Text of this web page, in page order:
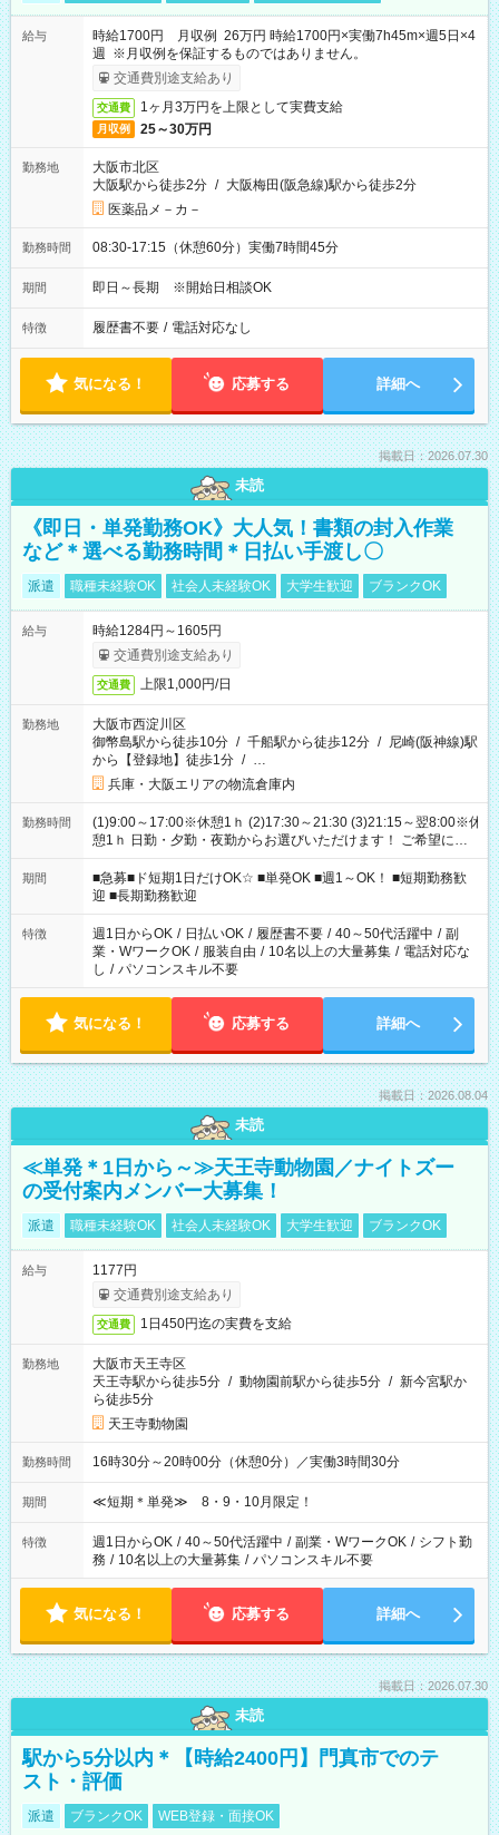
給与
時給1700円 月収例 26万円 時給1700円×実働7h45m×週5日×4
週 ※月収例を保証するものではありません。
交通費別途支給あり
交通費 1ヶ月3万円を上限として実費支給
月収例 25～30万円
勤務地
大阪市北区
大阪駅から徒歩2分 / 大阪梅田(阪急線)駅から徒歩2分
医薬品メ－カ－
勤務時間 08:30-17:15（休憩60分）実働7時間45分
期間 即日～長期 ※開始日相談OK
特徴 履歴書不要 / 電話対応なし
気になる！ 応募する 詳細へ
掲載日：2026.07.30
未読
《即日・単発勤務OK》大人気！書類の封入作業
など＊選べる勤務時間＊日払い手渡し〇
派遣 職種未経験OK 社会人未経験OK 大学生歓迎 ブランクOK
給与
時給1284円～1605円
交通費別途支給あり
交通費 上限1,000円/日
勤務地
大阪市西淀川区
御幣島駅から徒歩10分 / 千船駅から徒歩12分 / 尼崎(阪神線)駅
から【登録地】徒歩1分 / …
兵庫・大阪エリアの物流倉庫内
勤務時間
(1)9:00～17:00※休憩1ｈ (2)17:30～21:30 (3)21:15～翌8:00※休
憩1ｈ 日勤・夕勤・夜勤からお選びいただけます！ ご希望に合
わせて働けるお仕事です(*^^*) 【その他選べる勤務時間】 8-17
時/9-17時/9-18時/10-18時/11-21時/18-22時/20-翌4時/21-翌5
時/22-翌6時/0-翌8時 ご自身のご都合で選んで頂ける完全自由シ
フト！
期間
■急募■ド短期1日だけOK☆ ■単発OK ■週1～OK！ ■短期勤務歓
迎 ■長期勤務歓迎
特徴 週1日からOK / 日払いOK / 履歴書不要 / 40～50代活躍中 / 副
業・WワークOK / 服装自由 / 10名以上の大量募集 / 電話対応な
し / パソコンスキル不要
気になる！ 応募する 詳細へ
掲載日：2026.08.04
未読
≪単発＊1日から～≫天王寺動物園／ナイトズー
の受付案内メンバー大募集！
派遣 職種未経験OK 社会人未経験OK 大学生歓迎 ブランクOK
給与
1177円
交通費別途支給あり
交通費 1日450円迄の実費を支給
勤務地
大阪市天王寺区
天王寺駅から徒歩5分 / 動物園前駅から徒歩5分 / 新今宮駅か
ら徒歩5分
天王寺動物園
勤務時間 16時30分～20時00分（休憩0分）／実働3時間30分
期間 ≪短期＊単発≫ 8・9・10月限定！
特徴 週1日からOK / 40～50代活躍中 / 副業・WワークOK / シフト勤
務 / 10名以上の大量募集 / パソコンスキル不要
気になる！ 応募する 詳細へ
掲載日：2026.07.30
未読
駅から5分以内＊【時給2400円】門真市でのテ
スト・評価
派遣 ブランクOK WEB登録・面接OK